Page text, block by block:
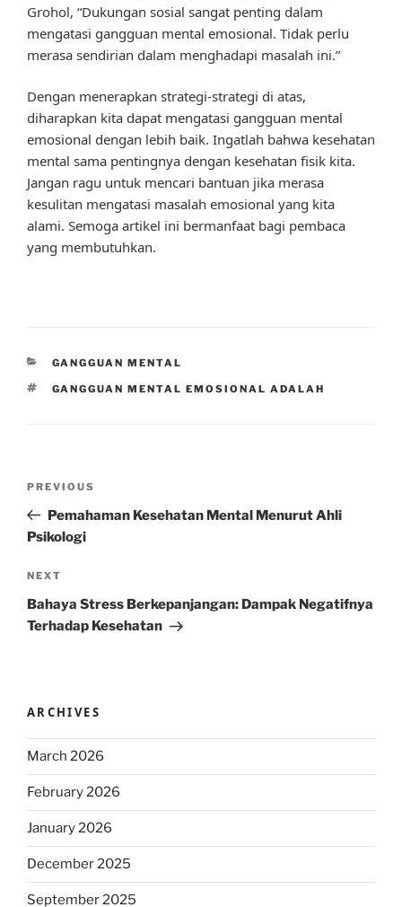
Grohol, “Dukungan sosial sangat penting dalam
mengatasi gangguan mental emosional. Tidak perlu
merasa sendirian dalam menghadapi masalah ini.”
Dengan menerapkan strategi-strategi di atas,
diharapkan kita dapat mengatasi gangguan mental
emosional dengan lebih baik. Ingatlah bahwa kesehatan
mental sama pentingnya dengan kesehatan fisik kita.
Jangan ragu untuk mencari bantuan jika merasa
kesulitan mengatasi masalah emosional yang kita
alami. Semoga artikel ini bermanfaat bagi pembaca
yang membutuhkan.
CATEGORIES
GANGGUAN MENTAL
TAGS
GANGGUAN MENTAL EMOSIONAL ADALAH
Previous
Post
PREVIOUS
Pemahaman Kesehatan Mental Menurut Ahli
Psikologi
Next
Post
NEXT
Bahaya Stress Berkepanjangan: Dampak Negatifnya
Terhadap Kesehatan
ARCHIVES
March 2026
February 2026
January 2026
December 2025
September 2025